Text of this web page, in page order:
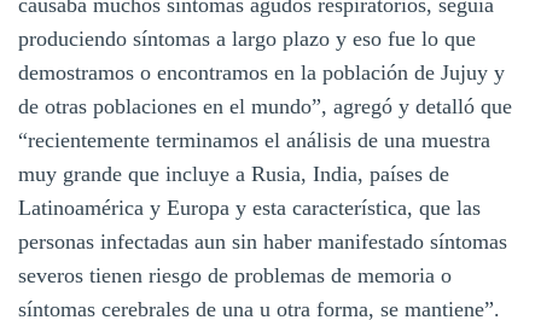
produciendo síntomas a largo plazo y eso fue lo que
demostramos o encontramos en la población de Jujuy y
de otras poblaciones en el mundo”, agregó y detalló que
“recientemente terminamos el análisis de una muestra
muy grande que incluye a Rusia, India, países de
Latinoamérica y Europa y esta característica, que las
personas infectadas aun sin haber manifestado síntomas
severos tienen riesgo de problemas de memoria o
síntomas cerebrales de una u otra forma, se mantiene”.